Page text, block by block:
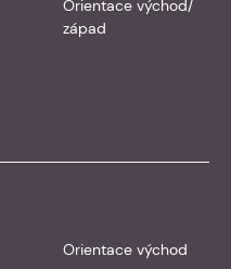
Orientace východ/
západ
Orientace východ